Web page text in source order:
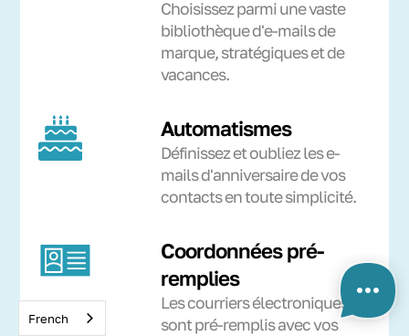
Choisissez parmi une vaste
bibliothèque d'e-mails de
marque, stratégiques et de
vacances.
Automatismes
Définissez et oubliez les e-
mails d'anniversaire de vos
contacts en toute simplicité.
Coordonnées pré-
remplies
Les courriers électroniques
sont pré-remplis avec vos
French